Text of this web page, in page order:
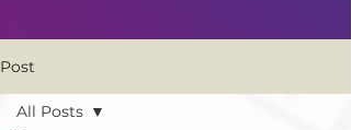
Post
All Posts